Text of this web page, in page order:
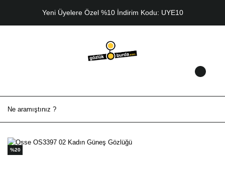
Yeni Üyelere Özel %10 İndirim Kodu: UYE10
%20